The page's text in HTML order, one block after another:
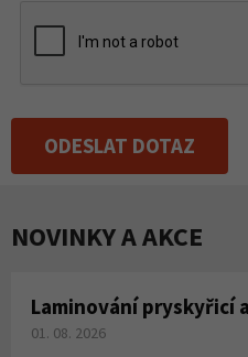
ODESLAT DOTAZ
NOVINKY A AKCE
Laminování pryskyřicí
01. 08. 2026